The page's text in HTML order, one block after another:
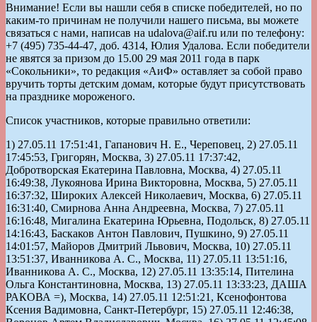
Внимание! Если вы нашли себя в списке победителей, но по
каким-то причинам не получили нашего письма, вы можете
связаться с нами, написав на udalova@aif.ru или по телефону:
+7 (495) 735-44-47, доб. 4314, Юлия Удалова. Если победители
не явятся за призом до 15.00 29 мая 2011 года в парк
«Сокольники», то редакция «АиФ» оставляет за собой право
вручить торты детским домам, которые будут присутствовать
на празднике мороженого.
Список участников, которые правильно ответили:
1) 27.05.11 17:51:41, Гапанович Н. Е., Череповец, 2) 27.05.11 17:45:53, Григорян, Москва, 3) 27.05.11 17:37:42, Добротворская Екатерина Павловна, Москва, 4) 27.05.11 16:49:38, Лукоянова Ирина Викторовна, Москва, 5) 27.05.11 16:37:32, Широких Алексей Николаевич, Москва, 6) 27.05.11 16:31:40, Смирнова Анна Андреевна, Москва, 7) 27.05.11 16:16:48, Мигалина Екатерина Юрьевна, Подольск, 8) 27.05.11 14:16:43, Баскаков Антон Павлович, Пушкино, 9) 27.05.11 14:01:57, Майоров Дмитрий Львович, Москва, 10) 27.05.11 13:51:37, Иванникова А. С., Москва, 11) 27.05.11 13:51:16, Иванникова А. С., Москва, 12) 27.05.11 13:35:14, Пителина Ольга Константиновна, Москва, 13) 27.05.11 13:33:23, ДАША РАКОВА =), Москва, 14) 27.05.11 12:51:21, Ксенофонтова Ксения Вадимовна, Санкт-Петербург, 15) 27.05.11 12:46:38, Воронов Артем Владиславович, Москва, 16) 27.05.11 12:45:08, Мурина Любовь Николаевна, Москва, 17) 27.05.11 12:43:19, Ридигер Антонина Анатольевна, Москва, 18) 27.05.11 12:41:59, Чебин Д. Ю, Москва, 19) 27.05.11 12:38:45, Клочун Д. Ю., Москва, 20) 27.05.11 12:13:43, шеин, москва, 21) 27.05.11 11:49:29, Козлова Анна Андреевна, москва, 22) 27.05.11 11:42:01, Лыскова Светлана, Москва, 23) 27.05.11 11:39:05, Косолапова Ольга Викторовна, Москва, 24) 27.05.11 11:29:32, Сидорова Светлана Николаевна, Павлово, 25) 27.05.11 11:19:35, Диана Козлова, Москва, 26) 27.05.11 11:09:08, Екатерина Сергеевна Горохова, Череповец, 27) 27.05.11 10:56:38, Белова Наталья Кузьминична, Королев, 28) 27.05.11 10:39:33, Сантуева София Щамхаловна, Москва, 29) 27.05.11 10:22:58, Kandrachkay Nataly, Cherepovech, 30) 27.05.11 9:54:21, Вершинская Елена Михайловна, Москва, 31) 27.05.11 8:34:50, Цухай Дмитрий Витальевич, Москва, 32) 27.05.11 8:32:12, Цухай Дмитрий Витальевич, Москва, 33) 27.05.11 8:28:50, Цухай Ольга, Москва, 34) 27.05.11 8:26:52, Цухай Ольга Игоревна, Москва, 35) 27.05.11 5:15:25, Нигматуллин Карим Хусаинович, Казань, 36) 27.05.11 2:45:49, Истомина Марина Викторовна, Москва, 37) 26.05.11 23:15:05, Островский Владислав Владимирович, Москва, 38) 26.05.11 23:14:05, Звягина Тамара, Москва, 39) 26.05.11 22:58:31, Давыдова Валентина Олеговна, Москва, 40) 26.05.11 22:35:28, Тетерина Ксения, Москва, 41) 26.05.11 22:34:05, Жульков Александр, Москва, 42) 26.05.11 22:20:12, Иванова Мария Александровна, Санкт-Петербург, 43) 26.05.11 22:11:38, Юнеев Ринат Зарифович, Волгоград, 44) 26.05.11 22:06:11, Бокова Мария Вадимовна, Москва, 45) 26.05.11 21:58:55, Глазков Алексей Николаевич, Сергиев Посад, 46) 26.05.11 21:38:34, Волкова Марина Евгеньевна, Москва, 47) 26.05.11 21:26:57, Звягин Владимир, Москва, 48) 26.05.11 21:14:09, Светлана Часовских, Москва, 49) 26.05.11 20:52:00, Дудоладов Александр Олегович, Москва, 50) 26.05.11 20:47:31, Ворохобко Андрей Александрович, Москва, 51) 26.05.11 20:38:45, Куприянова Надежда Александровна, Санкт-Петербург, 52) 26.05.11 20:30:45, Сгибнев Андрей Вадимович, Фрязино, 53) 26.05.11 20:09:47, Белов Дмитрий Анатольевич, Королев, 54) 26.05.11 20:05:59, Игнатова Надежда, Москва, 55) 26.05.11 20:02:50, Рыклина Елена Михайловна, Москва, 56) 26.05.11 19:59:57, Липатникова Анна Сергеевна, Химки, 57) 26.05.11 19:45:08, титова вера владимировна, оренбург, 58) 26.05.11 19:43:47, Румянцева Раиса Ивановна, Москва, 59) 26.05.11 19:40:25, Ульшин Максим Юрьевич, Москва, 60) 26.05.11 19:14:57, мухаева зоя, москва, 61) 26.05.11 18:08:45, Бахтиева Мария Андреевна, Москва, 62) 26.05.11 17:54:22, Елена Борисовна, Череповец, 63) 26.05.11 17:46:05, Кириллова Наталья Анатольевна, Ступино, 64) 26.05.11 17:28:02, Курносова Екатерина Александровна, Москва, 65) 26.05.11 17:15:16, Баканина Полина Юрьевна, Белые СТолбы Домодедово, 66) 26.05.11 17:09:04, Архипцева Валентина Владимировна, Лобня, 67) 26.05.11 17:07:05, Ульшина Виктория Викторовна, Москва, 68) 26.05.11 17:06:33, Салимова Светлана, Москва, 69) 26.05.11 17:05:42, Механикова Екатерина Ал., Москва, 70) 26.05.11 16:33:43, Можаева Анастасия Владимировна, Москва, 71) 26.05.11 16:22:42, Курдюк Виталий Александрович, Москва, 72) 26.05.11 16:15:15, Антонов Борис Владимирович, Москва, 73) 26.05.11 16:13:26, Легарева Ю. В., Смоленск, 74) 26.05.11 15:57:42, Бобкова Мария, Москва, 75) 26.05.11 15:15:51, Ельцов Александр Викторович, Королев, 76) 26.05.11 15:10:33, Клименко Борис Юрьевич, Москва, 77) 26.05.11 15:05:42, Горючева Марина Юрьевна, Москва, 78) 26.05.11 14:51:55, Татьяна Валентиновна Садилова, Сходня, 79) 26.05.11 14:48:56, Тулякова Галина Николаевна, Москва, 80) 26.05.11 14:16:02, Ильинская Марина Геннадьвна, Балашиха, 81) 26.05.11 14:14:47, Шарашкина Любовь Алексеевна, Москва, 82) 26.05.11 13:58:31, Казина Елена Владимировна, Москва, 83) 26.05.11 13:57:23, Киселева Светлана, Москва, 84) 26.05.11 13:45:28, Прокоф ьева Алла Михайловна, Москва, 85) 26.05.11 13:44:41, Дилевский Станислав Владимирович, Москва, 86) 26.05.11 13:43:53, Григорьянц Инесса, Москва, 87) 26.05.11 13:40:16, Панькин Андрей Александрович, Москва, 88) 26.05.11 13:40:14, Колотилина Алла Викторовна, Москва, 89) 26.05.11 13:31:06, Семенова Дарья Николаевна, москва, 90) 26.05.11 13:29:24, Коцков Д. А., Москва, 91) 26.05.11 13:27:28, Павлова Людмила Викторовна, Зеленоград, 92) 26.05.11 13:27:13, Березин Д., Москва, 93) 26.05.11 13:26:47, Горюнова А. А., Москва, 94) 26.05.11 13:24:51, Березина Т. К., Москва, 95) 26.05.11 13:16:05, Кирюхина Татьяна Викторовна, Москва, 96) 26.05.11 13:08:41, ушакова анастасия викторовна, егорьевск, 97) 26.05.11 13:07:57, Вовченко Ольга Александровна, Москва, 98) 26.05.11 12:56:13, Землянкина Вера Николаевна, Москва, 99) 26.05.11 12:51:59, Лукьянов Сергей Вячеславович, Москва, 100) 26.05.11 12:50:20, Матина Юлия Михайловна, Тверь, 101) 26.05.11 12:44:41, ВИНОГРАДОВ ЮРИЙ ВИКТОРОВИЧ, Москва, 102) 26.05.11 12:37:53, Gordienko Svetlana, Москва, 103) 26.05.11 12:29:51, Хлыстова Елизавета Сергеевна, Раменское, 104) 26.05.11 12:24:10, Горохова Е. С., Вологодская обл. г. Череповец, 105) 26.05.11 12:16:42, Пономарева Татьяна Владимировна, Москва, 106) 26.05.11 12:13:23, Иванычева Надежда Александровна, Ярославль, 107) 26.05.11 12:10:51, Дьячкова Елена Анатольевна, Москва, 108) 26.05.11 12:05:55, Каркавин Игорь Валерьевич, Саратов, 109) 26.05.11 11:29:11, Житкова Е. Б., Череповец, 110) 26.05.11 11:16:15, Кудашкина Лариса Яковлевна, Железнодорожный, 111) 26.05.11 11:04:54, Кобозев Евгений Викторович, Сергиев Посад, 112) 26.05.11 9:49:04, Губанова Ссветлана Юрьевна, Москва, 113) 26.05.11 9:43:47, Марзоев Артур Таймуразович, Москва, 114) 26.05.11 9:42:19, Алышева Ирина Анатольевна, Москва, 115) 26.05.11 9:40:13, Сарчина Ольга Анатольевна, Москва, 116) 26.05.11 9:34:36, Марзоева Юлия Михайловна, Москва, 117) 26.05.11 1:46:08, Галиуллина Гузель Ильдаровна, Одинцово, 118) 26.05.11 1:03:24, Стрелкова Галина Валентиновна, Москва, 119) 26.05.11 1:01:32, Веселова Ольга Борисовна, Москва, 120) 26.05.11 0:15:48, Гуревский Я. Ю., Москва, 121) 26.05.11 0:12:48, Тимошенко Максим Дмитриевич, Москва, 122) 26.05.11 0:12:09, Косарева Е. Е, Москва, 123) 26.05.11 0:10:20, Банкетов Михаил, Москва, 124) 25.05.11 23:41:09, Михаленков Н. А., Москва, 125) 25.05.11 23:37:06, Островский Владислав Владимирович, Москва, 126) 25.05.11 23:24:50, Usmanova M., Moskva, 127) 25.05.11 23:23:37, Артюшина Ольга, Москва, 128) 25.05.11 23:14:47, Аюпов Олег Юнусович, Москва, 129) 25.05.11 23:13:37, шергин владимир константинович, москва, 130) 25.05.11 22:38:04, шутилова в, московская обл, 131) 25.05.11 22:35:08, Паршин Иван Александрович, Москва, 132) 25.05.11 22:15:21, Мамышко Андрей Юрьевич, Рязань, 133) 25.05.11 22:12:26, Мамышев Андрей Юрьевич, Рязань, 134) 25.05.11 21:50:23, Суханов Дмитрий Александрович, Москва, 135) 25.05.11 20:35:36, Гринькова Ольга Сергеевна, Москва, 136) 25.05.11 19:26:24, Зорэ Т. В., Москва, 137) 25.05.11 19:20:27, Князева Татьяна Лукьяновна, Нижний Новгород, 138) 25.05.11 19:20:04, Князева Юлия Владимировна, Москва, 139) 25.05.11 18:30:46, Шилова Ю. И, Москва, 140) 27.05.11 17:35:13, Ивлиева Ольга Сергеевна, Москва, 141) 27.05.11 17:02:44, Дуда Яна Яновна, Москва, 142) 27.05.11 17:01:12, Виктор Иванович Шальнев, Химки, 143) 27.05.11 15:36:32, Новикова Наталья Васильевна, Москва, 144) 27.05.11 15:35:15, Романенко Наталья, Балашиха, 145) 27.05.11 14:26:48, Эливанова Мария Константиновна, Москва, 146) 27.05.11 14:09:42, Сахаров Максим, Москва, 147) 27.05.11 13:50:18, баскаков олег павлович, пушкино, 148) 27.05.11 13:39:34, ДАШАРАКОВА =))), Москва, 149) 27.05.11 12:47:17, пододыменко Светлана Борисовна, г. москва, 150) 27.05.11 12:35:58, Мурина Наталья Анатольевна, Москва, 151) 27.05.11 12:35:14, Баранов Д. Ю., Москва, 152) 27.05.11 12:25:07, Сергей Черешнев, Москва, 153) 27.05.11 12:24:32, Александр Авдеев, Москва, 154) 27.05.11 12:24:08, Михаил Самойлов, Москва, 155) 27.05.11 12:23:44, Алексей Самойлов, Москва, 156) 27.05.11 11:22:07, Денис Викторович Шальнев, Химки, 157) 27.05.11 10:00:21, Валентина Алексеевна Шальнева, Химки, 158) 27.05.11 9:30:32, Лебедев Геннадий Игоревич, Владимир, 159) 27.05.11 7:40:09, Шарыгина Марина Юрьевна, Челябинск, 160) 27.05.11 7:36:08, Петров Игорь Алексеевич, Балашиха, 161) 27.05.11 2:16:13, Казанцева АВ, Москва, 162) 27.05.11 1:32:50, Галкина Александра, Москва, 163) 27.05.11 0:38:25, Афанасьева Анна Евгеньевна, Москва, 164) 26.05.11 23:48:30, Момотюк Николай Зотиевич, Московская обл.гор. Апрелевка, 165) 26.05.11 23:31:20, Штарев Михаил Владимирович, Москва, 166) 26.05.11 22:38:56, Диваков Георгий Борисович, Москва, 167) 26.05.11 22:37:47, Царьков Павел Сергеевич, Москва, 168) 26.05.11 22:36:32, Дивакова Ярослава Борисовна, Москва, 169) 26.05.11 22:35:29, Королёва Тамара Борисовна, Москва, 170) 26.05.11 22:34:16, Фатеева Надежда Александровна, Москва, 171) 26.05.11 22:33:01, Дивакова Татьяна Петровна, Москва, 172) 26.05.11 22:31:44, Осипов Сергей Константинович, Москва, 173) 26.05.11 22:30:32, Королёв Сергей Викторович, Москва, 174) 26.05.11 22:18:24, Константинова Ирина Александровна, Москва, 175) 26.05.11 22:13:29, Садилов Владимир Владимирович, Химки, 176) 26.05.11 21:53:03, Семенова Ольга Михай